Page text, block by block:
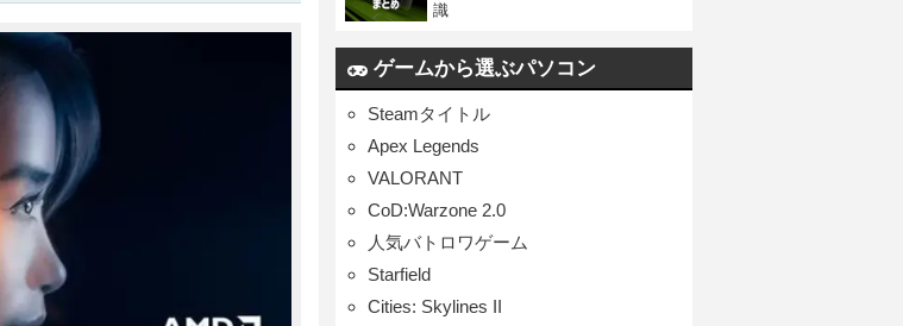
識
ゲームから選ぶパソコン
Steamタイトル
Apex Legends
VALORANT
CoD:Warzone 2.0
人気バトロワゲーム
Starfield
Cities: Skylines II